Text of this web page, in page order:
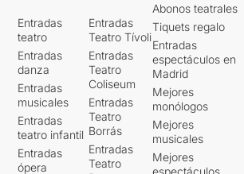
Entradas
teatro
Entradas
danza
Entradas
musicales
Entradas
teatro infantil
Entradas
ópera
Entradas
Teatro Tívoli
Entradas
Teatro
Coliseum
Entradas
Teatro
Borrás
Entradas
Teatro
Abonos teatrales
Tiquets regalo
Entradas
espectáculos en
Madrid
Mejores
monólogos
Mejores
musicales
Mejores
espectáculos